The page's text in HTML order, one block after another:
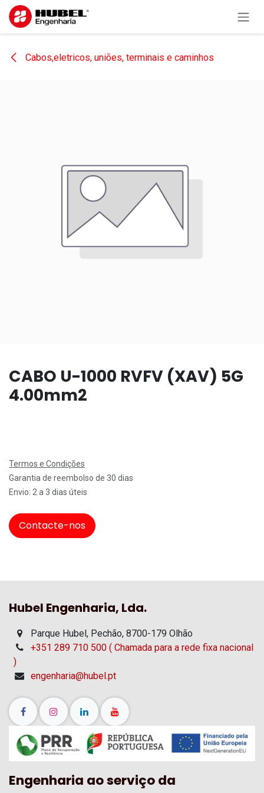
Pular para o conteúdo
Cabos,eletricos, uniões, terminais e caminhos
CABO U-1000 RVFV (XAV) 5G
4.00mm2
Termos e Condições
Garantia de reembolso de 30 dias
Envio: 2 a 3 dias úteis
Contacte-nos
Hubel Engenharia, Lda.
Parque Hubel, Pechão, 8700-179 Olhão
+351 289 710 500 ( Chamada para a rede fixa nacional
)
engenharia@hubel.pt
Engenharia ao serviço da